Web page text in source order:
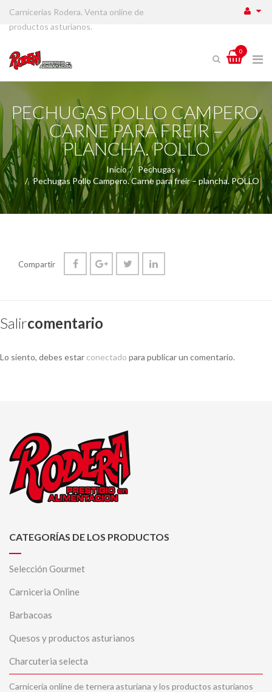
Carnicerias Rodera. Venta online de
productos asturianos.
0
PECHUGAS POLLO CAMPERO.
CARNE PARA FREIR –
PLANCHA. POLLO
Inicio
Pechugas
Pechugas Pollo Campero. Carne para freir – plancha. POLLO
Compartir
SalirComentario
Lo siento, debes estar conectado para publicar un comentario.
CATEGORÍAS DE LOS PRODUCTOS
Selección Gourmet
Carniceria Online
Barbacoas
Quesos y productos asturianos
Charcuteria selecta
Carnicería online de ternera asturiana y los productos asturianos